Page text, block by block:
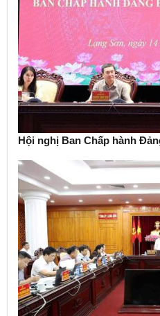
Hội nghị Ban Chấp hành